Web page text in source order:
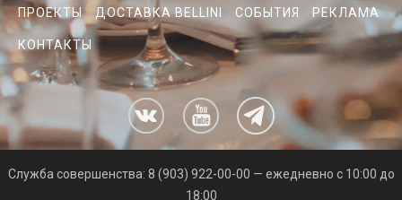
ПРОЕКТЫ ДОСТАВКА BELLINI СОБЫТИЯ РЕКЛАМА
КОНТАКТЫ
Cлужба совершенства: 8 (903) 922-00-00 — ежедневно с 10:00 до
18:00